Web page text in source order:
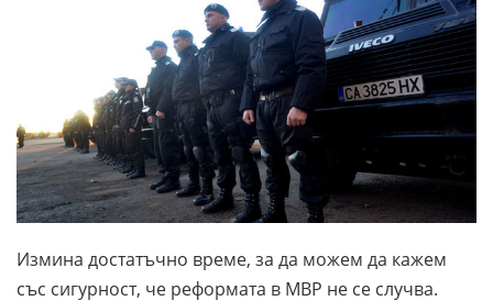
Измина достатъчно време, за да можем да кажем
със сигурност, че реформата в МВР не се случва.